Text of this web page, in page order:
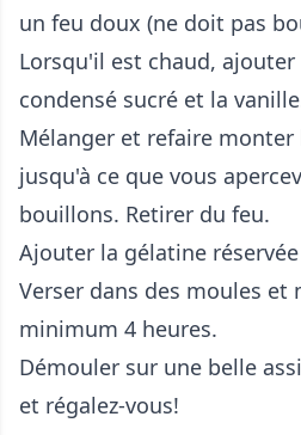
un feu doux (ne doit pas
Lorsqu'il est chaud,
condensé sucré et la
Mélanger et refaire
jusqu'à ce que vous
bouillons. Retirer du feu.
Ajouter la gélatine
Verser dans des moules et
minimum 4 heures.
Démouler sur une belle
et régalez-vous!